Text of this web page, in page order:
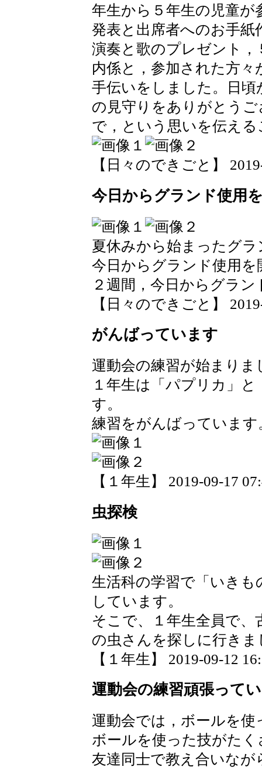
年生から５年生の児童が
発表と出席者へのお手紙
演奏と歌のプレゼント
内係と，参加された方
手伝いをしました。日
の見守りをありがとう
で，という思いを伝え
【日々のできごと】
今日からグランド使用
夏休みから始まったグ
今日からグランド使用
２週間，今日からグラ
【日々のできごと】
がんばっています
運動会の練習が始まりま
１年生は「パプリカ」
す。
練習をがんばっています
【１年生】 2019-09-17
虫探検
生活科の学習で「いき
しています。
そこで、１年生全員で
の虫さんを探しに行きま
【１年生】 2019-09-12
運動会の練習頑張って
運動会では，ボールを
ボールを使った技がた
友達同士で教え合いなが